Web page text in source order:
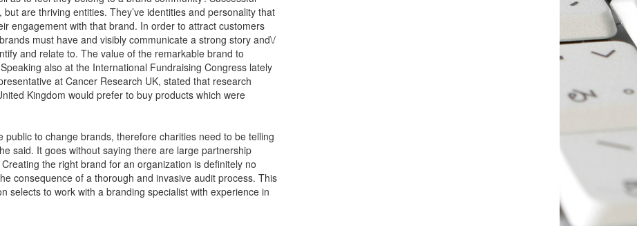
are thriving entities. They’ve identities and personality that
engagement with that brand. In order to attract customers
must have and visibly communicate a strong story and\/
and relate to. The value of the remarkable brand to
also at the International Fundraising Congress lately
at Cancer Research UK, stated that research
Kingdom would prefer to buy products which were
public to change brands, therefore charities need to be telling
said. It goes without saying there are large partnership
the right brand for an organization is definitely no
consequence of a thorough and invasive audit process. This
selects to work with a branding specialist with experience in